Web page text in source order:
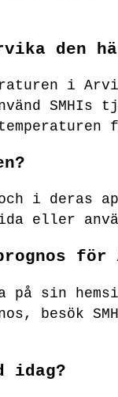
den
i
i deras
eller
för
på sin
besök
idag?